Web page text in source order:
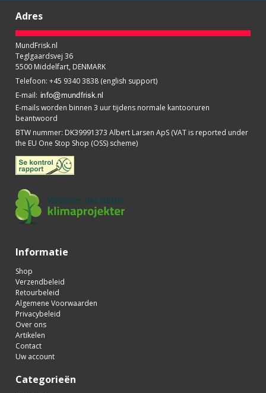
Adres
MundFrisk.nl
Teglgaardsvej 36
5500 Middelfart, DENMARK
Telefoon: +45 9340 3838 (english support)
E-mail:
E-mails worden binnen 3 uur tijdens normale kantooruren
beantwoord
BTW nummer: DK39991373 Albert Larsen ApS (VAT is reported under
the EU One Stop Shop (OSS) scheme)
Informatie
Shop
Verzendbeleid
Retourbeleid
Algemene Voorwaarden
Privacybeleid
Over ons
Artikelen
Contact
Uw account
Categorieën